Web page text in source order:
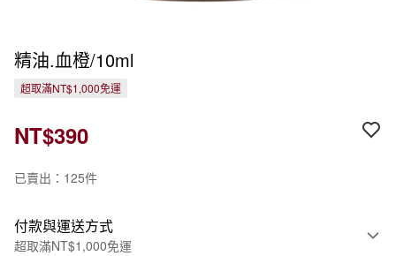
精油.血橙/10ml
超取滿NT$1,000免運
NT$390
已賣出：125件
付款與運送方式
超取滿NT$1,000免運